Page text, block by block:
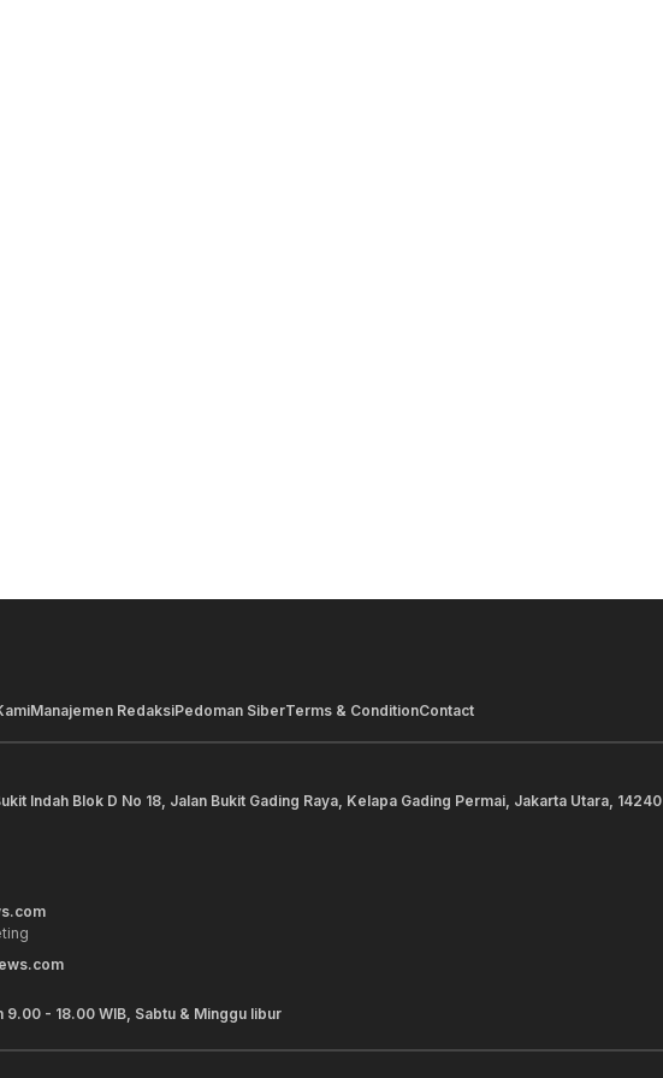
Manajemen RedaksiPedoman SiberTerms & ConditionContact
Indah Blok D No 18, Jalan Bukit Gading Raya, Kelapa Gading Permai, Jakarta Utara, 14240
9.00 - 18.00 WIB, Sabtu & Minggu libur